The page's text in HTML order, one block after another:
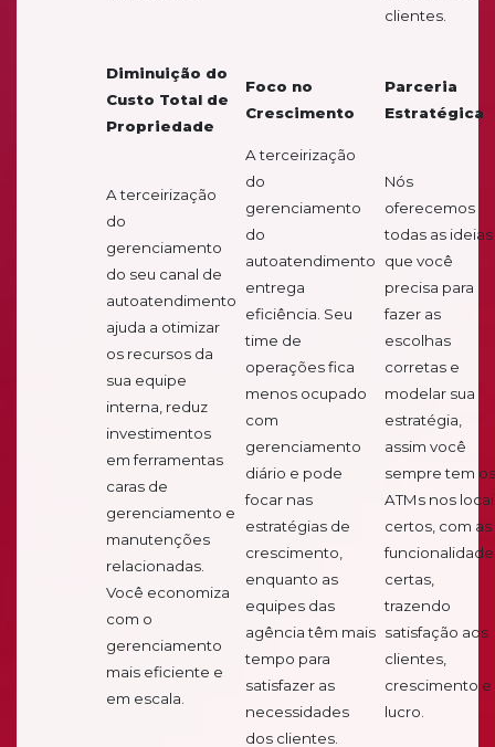
clientes.
Diminuição do
Custo Total de
Propriedade
Foco no
Crescimento
Parceria
Estratégica
A terceirização
do
gerenciamento
do seu canal de
autoatendimento
ajuda a otimizar
os recursos da
sua equipe
interna, reduz
investimentos
em ferramentas
caras de
gerenciamento e
manutenções
relacionadas.
Você economiza
com o
gerenciamento
mais eficiente e
em escala.
A terceirização
do
gerenciamento
do
autoatendimento
entrega
eficiência. Seu
time de
operações fica
menos ocupado
com
gerenciamento
diário e pode
focar nas
estratégias de
crescimento,
enquanto as
equipes das
agência têm mais
tempo para
satisfazer as
necessidades
dos clientes.
Nós
oferecemos
todas as ideias
que você
precisa para
fazer as
escolhas
corretas e
modelar sua
estratégia,
assim você
sempre tem os
ATMs nos
certos, com as
certas,
trazendo
satisfação aos
clientes,
crescimento e
lucro.